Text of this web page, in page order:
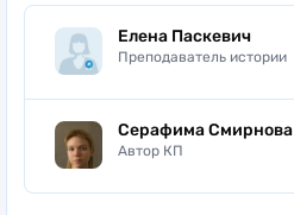
Елена Паскевич
Преподаватель истории
Серафима Смирнова
Автор КП